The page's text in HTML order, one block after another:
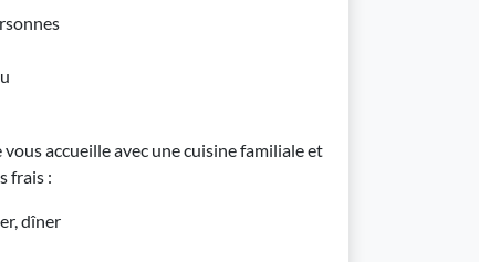
accueille avec une cuisine familiale et
frais :
dîner